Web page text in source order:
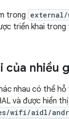
trong external/
triển khai
của nhiều
nhau có thể
và được hiển
wifi/aidl/